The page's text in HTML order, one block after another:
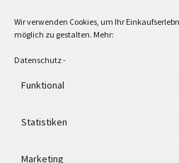
Wir verwenden Cookies, um Ihr
möglich zu gestalten. Mehr:
Datenschutz-
Funktional
Statistiken
Marketing
Lieferzeiten gelten mit Express-24.
Versandkostenfrei ab 59,90 €
Berufe zur Verwendung in der
verwendeten Logos und Firmennamen